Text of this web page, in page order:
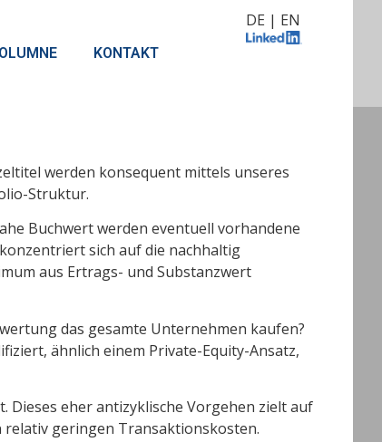
KONTAKT
DE | EN
werden konsequent mittels unseres
Struktur.
Buchwert werden eventuell vorhandene
sich auf die nachhaltig
aus Ertrags- und Substanzwert
das gesamte Unternehmen kaufen?
ähnlich einem Private-Equity-Ansatz,
Dieses eher antizyklische Vorgehen zielt auf
geringen Transaktionskosten.